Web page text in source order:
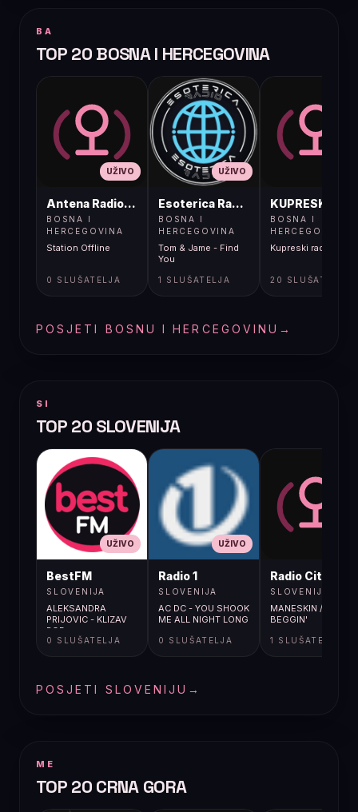
BA
TOP 20 BOSNA I HERCEGOVINA
UŽIVO
Antena Radio, Jelah Tešanj
BOSNA I
HERCEGOVINA
Station Offline
0 SLUŠATELJA
UŽIVO
Esoterica Radio S1
BOSNA I
HERCEGOVINA
Tom & Jame - Find
You
1 SLUŠATELJA
BOSNA I
HERCEGOVINA
Kupreski radio
20 SLUŠATELJA
POSJETI BOSNU I HERCEGOVINU →
SI
TOP 20 SLOVENIJA
UŽIVO
BestFM
SLOVENIJA
ALEKSANDRA
PRIJOVIC - KLIZAV
POD
0 SLUŠATELJA
UŽIVO
Radio 1
SLOVENIJA
AC DC - YOU SHOOK
ME ALL NIGHT LONG
0 SLUŠATELJA
Radio City
SLOVENIJA
MANESKIN /
BEGGIN'
1 SLUŠATELJA
POSJETI SLOVENIJU →
ME
TOP 20 CRNA GORA